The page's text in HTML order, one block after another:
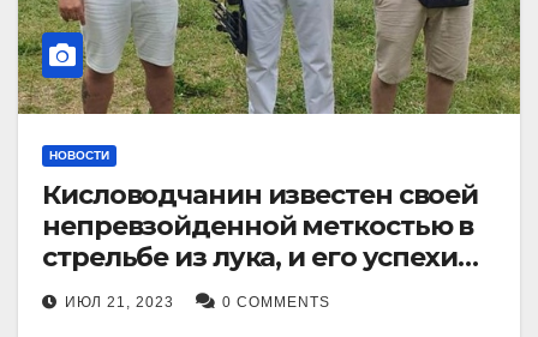
НОВОСТИ
Кисловодчанин известен своей
непревзойденной меткостью в
стрельбе из лука, и его успехи
прославили его в
Ставропольском крае.
ИЮЛ 21, 2023 0 COMMENTS